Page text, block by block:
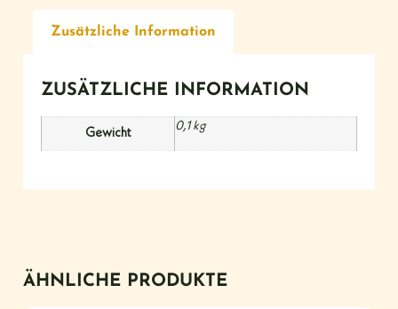
Zusätzliche Information
ZUSÄTZLICHE INFORMATION
Gewicht
0,1 kg
ÄHNLICHE PRODUKTE